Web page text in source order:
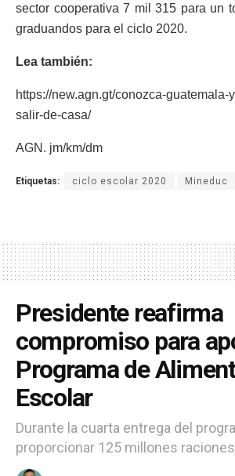
sector cooperativa 7 mil 315 para un
graduandos para el ciclo 2020.
Lea también:
https://new.agn.gt/conozca-guatemala-
salir-de-casa/
AGN. jm/km/dm
Etiquetas: ciclo escolar 2020 Mineduc
Presidente reafirma
compromiso para
Programa de
Escolar
Durante la cuarta entrega del
proporcionar 125 millones